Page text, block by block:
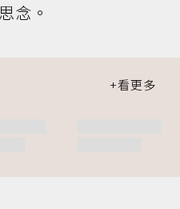
念。